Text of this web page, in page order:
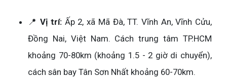
📍Vị trí: Ấp 2, xã Mã Đà, TT. Vĩnh An, Vĩnh Cửu,
Đồng Nai, Việt Nam. Cách trung tâm TP.HCM
khoảng 70-80km (khoảng 1.5 - 2 giờ di chuyển),
cách sân bay Tân Sơn Nhất khoảng 60-70km.